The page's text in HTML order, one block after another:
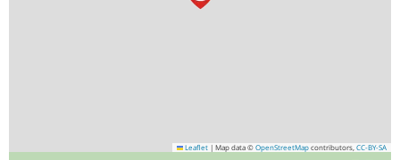
Leaflet | Map data © OpenStreetMap contributors, CC-BY-SA